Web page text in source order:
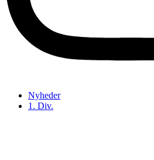
Nyheder
1. Div.